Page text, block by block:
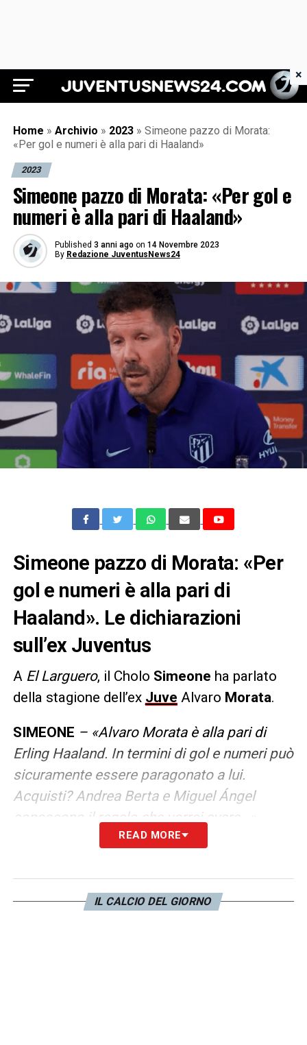
Juventus News 24
Home » Archivio » 2023 » Simeone pazzo di Morata:
«Per gol e numeri è alla pari di Haaland»
2023
Simeone pazzo di Morata: «Per gol e
numeri è alla pari di Haaland»
Published 3 anni ago on 14 Novembre 2023
By Redazione JuventusNews24
Simeone pazzo di Morata: «Per
gol e numeri è alla pari di
Haaland». Le dichiarazioni
sull’ex Juventus
A El Larguero, il Cholo Simeone ha parlato
della stagione dell’ex Juve Alvaro Morata.
SIMEONE – «Alvaro Morata è alla pari di
Erling Haaland. In termini di gol e numeri può
sicuramente essere paragonato a lui.
Acquisti? Andrea Berta e Miguel Ángel
conoscono il regalo che vorrei avere…».
READ MORE
IL CALCIO DEL GIORNO
×